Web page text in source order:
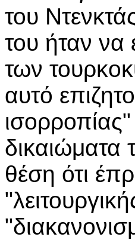
του
του ήταν να
των
αυτό
δικαιώματα
θέση ότι